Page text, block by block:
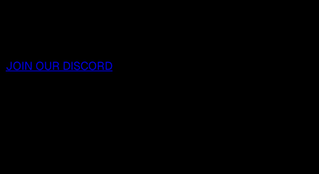
JOIN OUR DISCORD